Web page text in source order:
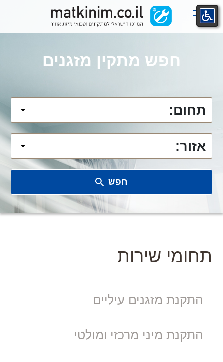
חפש מתקין מזגנים
תחום:
אזור:
חפש
תחומי שירות
התקנת מזגנים עיליים
התקנת מיני מרכזי ומולטי